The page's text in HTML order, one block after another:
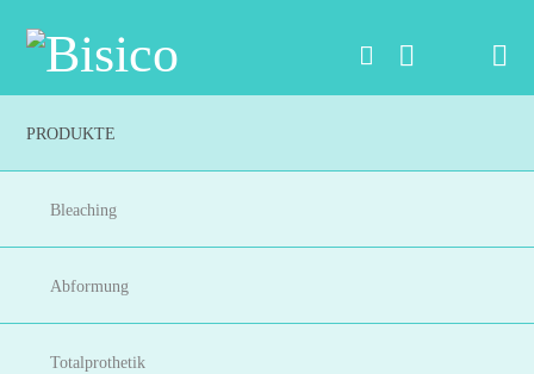
PRODUKTE
Bleaching
Abformung
Totalprothetik